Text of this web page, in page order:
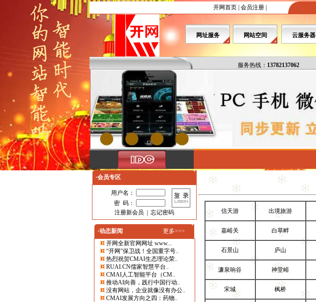
开网首页| 会员注册|
网址服务 网站空间 云服务器
服务热线： 13782137062
·会员专区
用户名：
密 码：
注册新会员
忘记密码
·动态新闻
更多>>>
开网全新官网网址 www...
“开网”保卫战！全国重字号..
热烈祝贺CMAI生态理论荣..
RUAI.CN儒家智慧平台..
CMAI人工智能平台（CM..
推动AI向善，践行中国行动..
没有网站，企业就像没有办公..
CMAI发展方向之四：药物..
信天游 出境旅游
嘉峪关 白草畔
石景山 庐山
濂泉响谷 神堂峪
宋城 枫桥